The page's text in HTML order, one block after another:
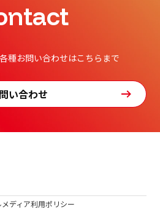
種お問い合わせはこちらまで
い合わせ
ディア利用ポリシー